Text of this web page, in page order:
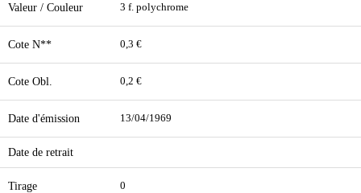
Valeur / Couleur 3 f. polychrome
Cote N** 0,3 €
Cote Obl. 0,2 €
Date d'émission 13/04/1969
Date de retrait
Tirage 0